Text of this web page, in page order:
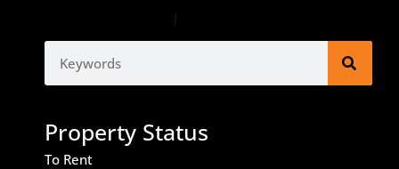
1
Property Status
To Rent